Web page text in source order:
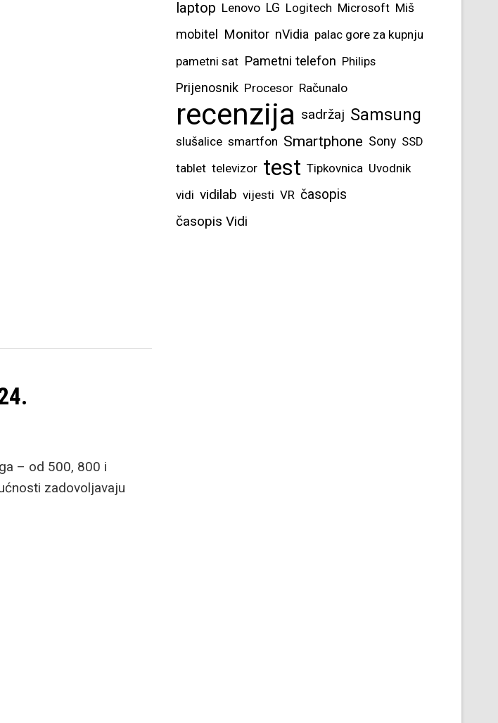
– od 500, 800 i
zadovoljavaju
laptop Lenovo LG Logitech Microsoft Miš
mobitel Monitor nVidia palac gore za kupnju
pametni sat Pametni telefon Philips
Prijenosnik Procesor Računalo
recenzija sadržaj Samsung
slušalice smartfon Smartphone Sony SSD
tablet televizor test Tipkovnica Uvodnik
vidi vidilab vijesti VR časopis
časopis Vidi